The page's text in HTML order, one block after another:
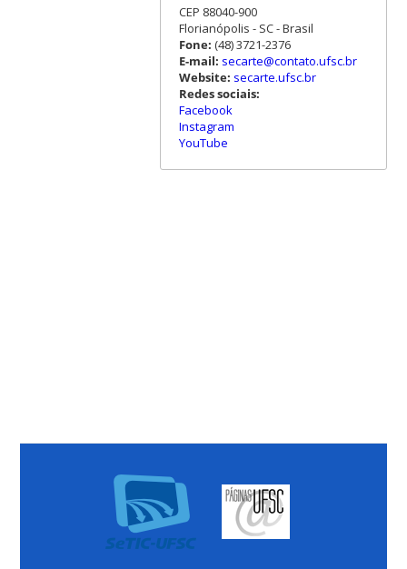
CEP 88040-900
Florianópolis - SC - Brasil
Fone: (48) 3721-2376
E-mail: secarte@contato.ufsc.br
Website: secarte.ufsc.br
Redes sociais:
Facebook
Instagram
YouTube